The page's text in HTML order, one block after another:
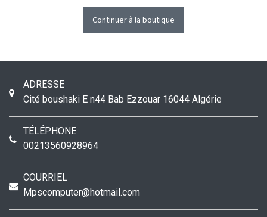
Continuer à la boutique
ADRESSE
Cité boushaki E n44 Bab Ezzouar 16044 Algérie
TÉLÉPHONE
00213560928964
COURRIEL
Mpscomputer@hotmail.com